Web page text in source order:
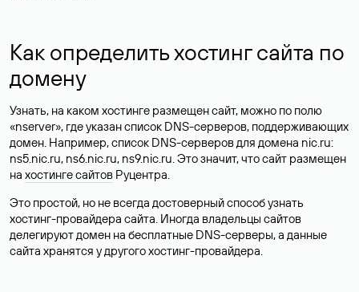
Как определить хостинг сайта по
домену
Узнать, на каком хостинге размещен сайт, можно по полю
«nserver», где указан список DNS-серверов, поддерживающих
домен. Например, список DNS-серверов для домена nic.ru:
ns5.nic.ru, ns6.nic.ru, ns9.nic.ru. Это значит, что сайт размещен
на хостинге сайтов Руцентра.
Это простой, но не всегда достоверный способ узнать
хостинг-провайдера сайта. Иногда владельцы сайтов
делегируют домен на бесплатные DNS-серверы, а данные
сайта хранятся у другого хостинг-провайдера.